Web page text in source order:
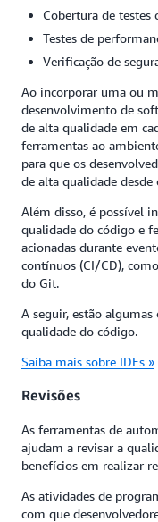
Cobertura de testes
Testes de
Verificação de
Ao incorporar uma ou
desenvolvimento de
de alta qualidade em
ferramentas ao
para que os
de alta qualidade desde
Além disso, é possível
qualidade do código e
acionadas durante
contínuos (CI/CD),
do Git.
A seguir, estão
qualidade do código.
Saiba mais sobre IDEs »
Revisões
As ferramentas de
ajudam a revisar a
benefícios em realizar
As atividades de
com que